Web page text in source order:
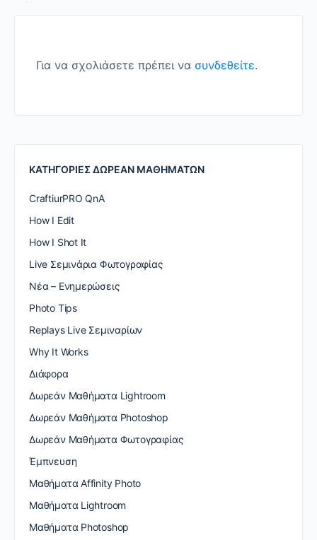
Για να σχολιάσετε πρέπει να συνδεθείτε.
ΚΑΤΗΓΟΡΙΕΣ ΔΩΡΕΑΝ ΜΑΘΗΜΑΤΩΝ
CraftiurPRO QnA
How I Edit
How I Shot It
Live Σεμινάρια Φωτογραφίας
Nέα – Ενημερώσεις
Photo Tips
Replays Live Σεμιναρίων
Why It Works
Διάφορα
Δωρεάν Μαθήματα Lightroom
Δωρεάν Μαθήματα Photoshop
Δωρεάν Μαθήματα Φωτογραφίας
Έμπνευση
Μαθήματα Affinity Photo
Μαθήματα Lightroom
Μαθήματα Photoshop